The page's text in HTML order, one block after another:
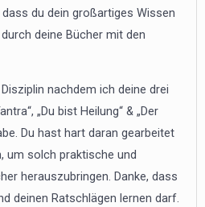
du dein großartiges Wissen
deine Bücher mit den
nachdem ich deine drei
„Du bist Heilung“ & „Der
Du hast hart daran gearbeitet
um solch praktische und
herauszubringen. Danke, dass
deinen Ratschlägen lernen darf.